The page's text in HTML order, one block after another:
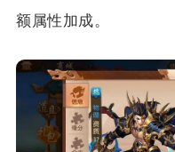
额属性加成。